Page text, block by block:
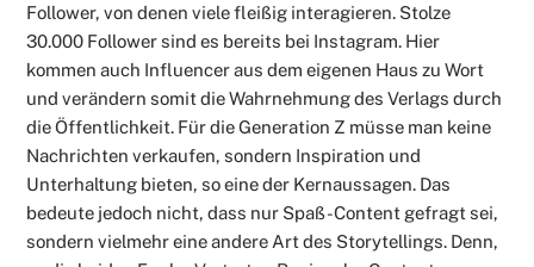
Follower, von denen viele fleißig interagieren. Stolze
30.000 Follower sind es bereits bei Instagram. Hier
kommen auch Influencer aus dem eigenen Haus zu Wort
und verändern somit die Wahrnehmung des Verlags durch
die Öffentlichkeit. Für die Generation Z müsse man keine
Nachrichten verkaufen, sondern Inspiration und
Unterhaltung bieten, so eine der Kernaussagen. Das
bedeute jedoch nicht, dass nur Spaß-Content gefragt sei,
sondern vielmehr eine andere Art des Storytellings. Denn,